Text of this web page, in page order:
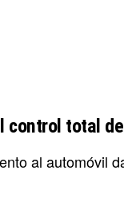
control total
al automóvil